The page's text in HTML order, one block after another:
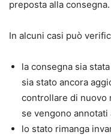
preposta alla consegna.
In alcuni casi può
la consegna sia
sia stato ancora
controllare di nuovo
se vengono
lo stato rimanga